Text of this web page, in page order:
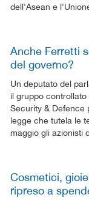
dell'Asean e
Anche Ferretti
del governo?
Un deputato del
il gruppo
Security & Defence
legge che tutela le
maggio gli azionisti
Cosmetici,
ripreso a